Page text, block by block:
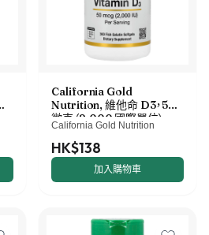
California Gold
Nutrition, 維他命 D3，50
微克（2,000 國際單位），
360 粒魚明膠軟凝膠
California Gold Nutrition
HK$138
加入購物車